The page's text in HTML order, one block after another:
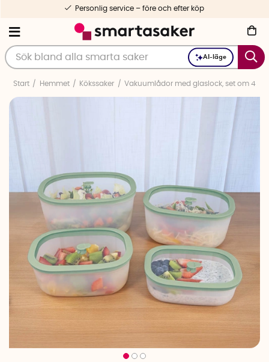
AI-läge
Personlig service – före och efter köp
Start Hemmet Kökssaker Vakuumlådor med glaslock, set om 4